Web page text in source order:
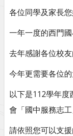
各位同學及家長您
一年一度的西門
去年感謝各位校友
今年更需要各位的
以下是112學年度
會「國中服務志
請依照您可以支援